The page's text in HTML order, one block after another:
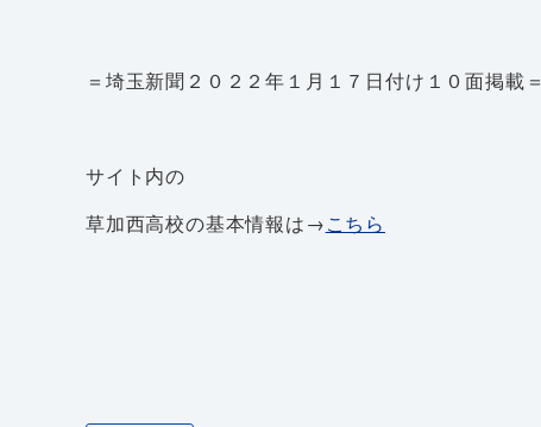
＝埼玉新聞２０２２年１月１７日付け１０面掲載＝
サイト内の
草加西高校の基本情報は→こちら